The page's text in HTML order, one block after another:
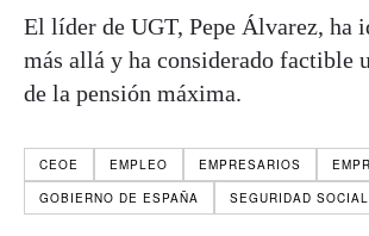
El líder de UGT, Pepe Álvarez, ha
más allá y ha considerado factible
de la pensión máxima.
CEOE EMPLEO EMPRESARIOS
GOBIERNO DE ESPAÑA
SEGURIDAD SOCIAL